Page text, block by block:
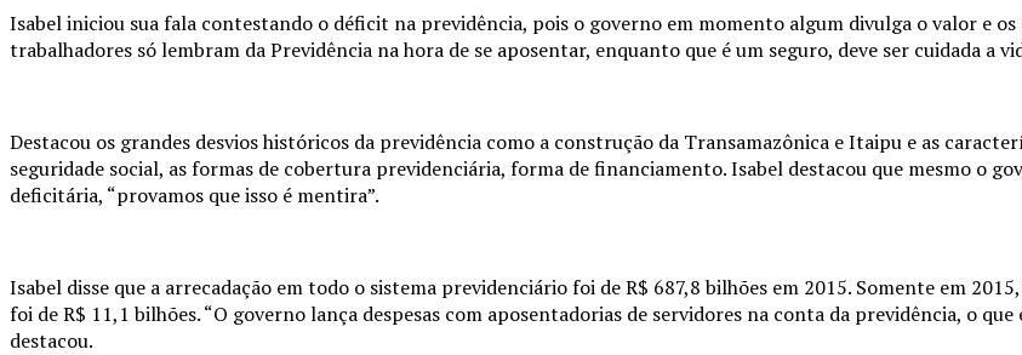
Isabel iniciou sua fala contestando o déficit na previdência, pois o governo em momento algum divulga o valor e os
trabalhadores só lembram da Previdência na hora de se aposentar, enquanto que é um seguro, deve ser cuidada a
Destacou os grandes desvios históricos da previdência como a construção da Transamazônica e Itaipu e as
seguridade social, as formas de cobertura previdenciária, forma de financiamento. Isabel destacou que mesmo o
deficitária, “provamos que isso é mentira”.
Isabel disse que a arrecadação em todo o sistema previdenciário foi de R$ 687,8 bilhões em 2015. Somente em
foi de R$ 11,1 bilhões. “O governo lança despesas com aposentadorias de servidores na conta da previdência, o que
destacou.